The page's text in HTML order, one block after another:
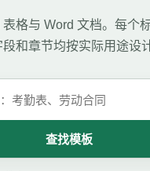
格与 Word 文档。每个
和章节均按实际用途设计
查找模板